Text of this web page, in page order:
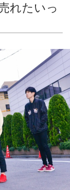
れたいっ